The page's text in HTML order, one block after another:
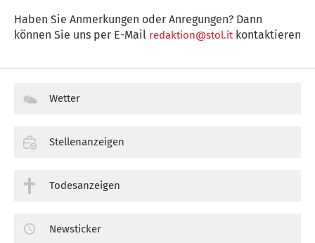
Haben Sie Anmerkungen oder Anregungen? Dann
können Sie uns per E-Mail redaktion@stol.itkontaktieren
Wetter
Stellenanzeigen
Todesanzeigen
Newsticker